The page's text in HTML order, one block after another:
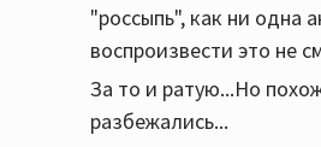
"россыпь", как ни одна
воспроизвести это не
За то и ратую...Но
разбежались...